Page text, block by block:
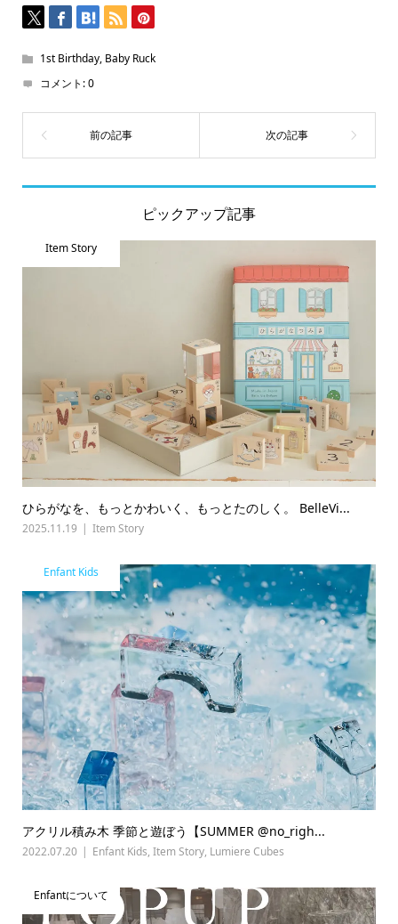
き
ま
1st Birthday, Baby Ruck
コメント:0
ピックアップ記事
Item Story
ひらがなを、もっとかわいく、もっとたのしく。 BelleVi...
2025.11.19 Item Story
Enfant Kids
アクリル積み木 季節と遊ぼう【SUMMER @no_righ...
2022.07.20 Enfant Kids, Item Story, Lumiere Cubes
Enfantについて